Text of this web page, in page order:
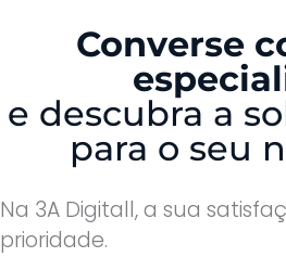
Converse
e descubra a
para o seu
Na 3A Digitall, a sua
prioridade.